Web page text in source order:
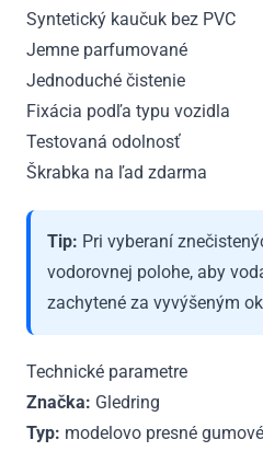
Syntetický kaučuk bez PVC
Jemne parfumované
Jednoduché čistenie
Fixácia podľa typu vozidla
Testovaná odolnosť
Škrabka na ľad zdarma
Tip: Pri vyberaní
vodorovnej polohe, aby
zachytené za vyvýšeným
Technické parametre
Značka: Gledring
Typ: modelovo presné